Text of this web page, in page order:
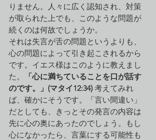
りません。人々に広く認知され、対策
が取られた上でも、このような問題が
続くのは何故でしょうか。
それは失言が舌の問題というよりも、
心の問題によって引き起こされるから
です。イエス様はこのように教えまし
た。
「心に満ちていることを口が話す
のです。」(マタイ12:34) 考えてみれ
ば、確かにそうです。「言い間違い」
だとしても、きっとその発言の内容は
先に心の奥にあったのでしょう。もし
心になかったら、言葉にする可能性も